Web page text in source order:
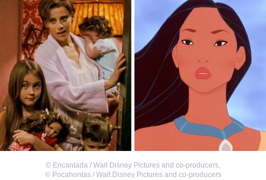
© Encantada / Walt Disney Pictures and co-producers
© Pocahontas / Walt Disney Pictures and co-producers